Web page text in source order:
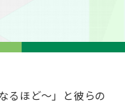
るほど～」と彼らの